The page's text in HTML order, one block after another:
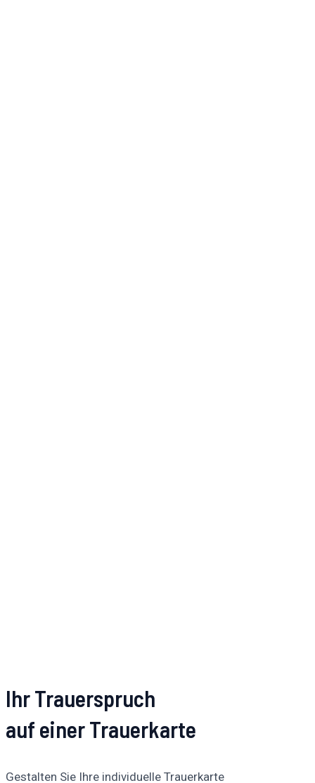
Ihr Trauerspruch
auf einer Trauerkarte
Gestalten Sie Ihre individuelle Trauerkarte